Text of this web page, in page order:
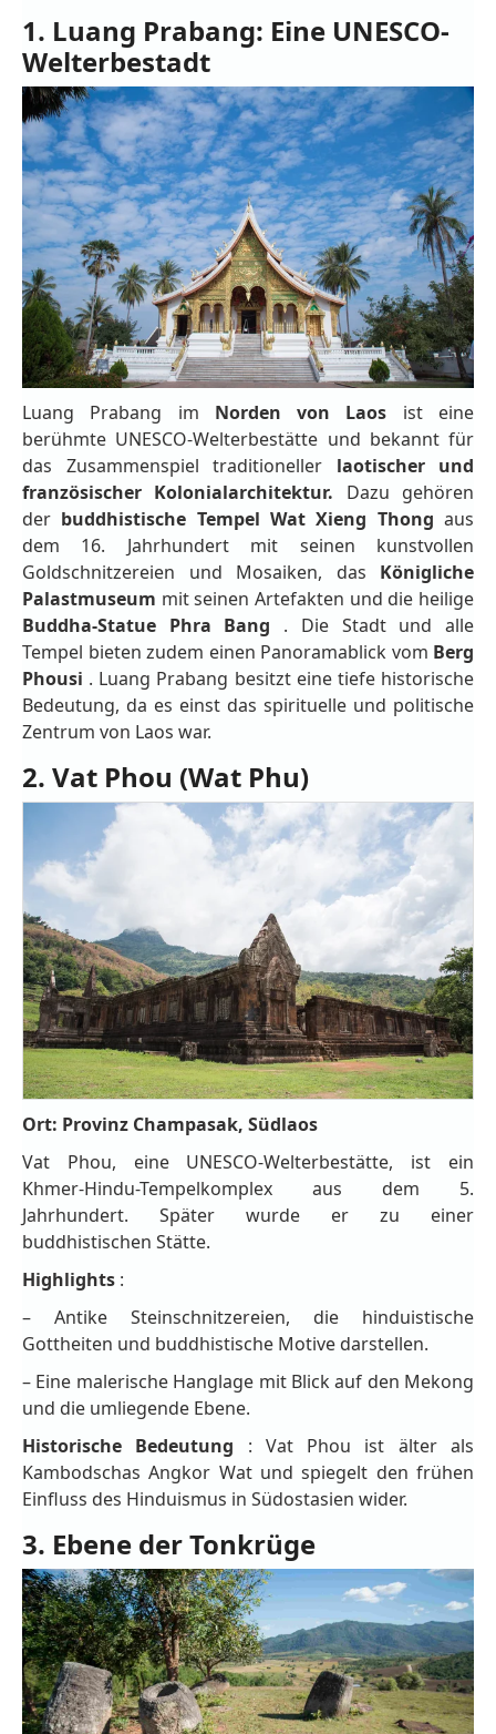
1. Luang Prabang: Eine UNESCO-
Welterbestadt
Luang Prabang im Norden von Laos ist eine
berühmte UNESCO-Welterbestätte und bekannt für
das Zusammenspiel traditioneller laotischer und
französischer Kolonialarchitektur. Dazu gehören
der buddhistische Tempel Wat Xieng Thong aus
dem 16. Jahrhundert mit seinen kunstvollen
Goldschnitzereien und Mosaiken, das Königliche
Palastmuseum mit seinen Artefakten und die heilige
Buddha-Statue Phra Bang . Die Stadt und alle
Tempel bieten zudem einen Panoramablick vom Berg
Phousi . Luang Prabang besitzt eine tiefe historische
Bedeutung, da es einst das spirituelle und politische
Zentrum von Laos war.
2. Vat Phou (Wat Phu)
Ort: Provinz Champasak, Südlaos
Vat Phou, eine UNESCO-Welterbestätte, ist ein
Khmer-Hindu-Tempelkomplex aus dem 5.
Jahrhundert. Später wurde er zu einer
buddhistischen Stätte.
Highlights :
– Antike Steinschnitzereien, die hinduistische
Gottheiten und buddhistische Motive darstellen.
– Eine malerische Hanglage mit Blick auf den Mekong
und die umliegende Ebene.
Historische Bedeutung : Vat Phou ist älter als
Kambodschas Angkor Wat und spiegelt den frühen
Einfluss des Hinduismus in Südostasien wider.
3. Ebene der Tonkrüge